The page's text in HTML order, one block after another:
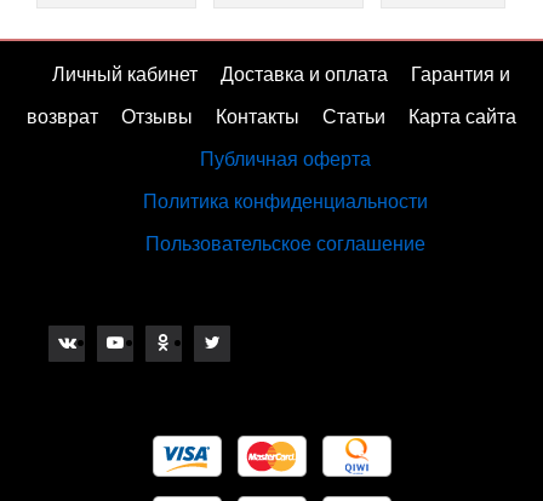
Личный кабинет Доставка и оплата Гарантия и
возврат Отзывы Контакты Статьи Карта сайта
Публичная оферта
Политика конфиденциальности
Пользовательское соглашение